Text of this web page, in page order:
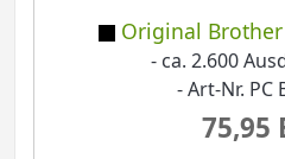
Original
- ca. 2.600
- Art-Nr. PC
75,95